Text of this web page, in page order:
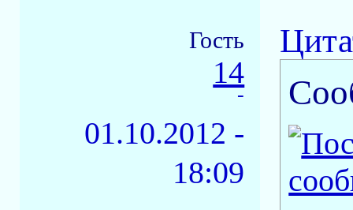
Гость
14
-
01.10.2012 -
18:09